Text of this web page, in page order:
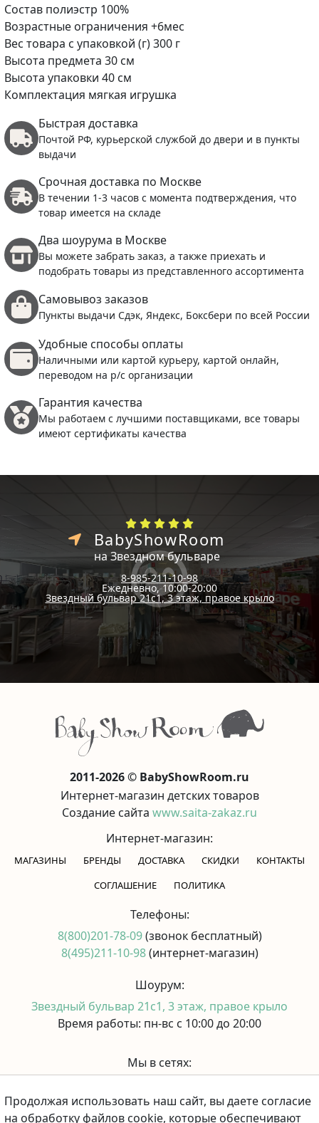
Состав полиэстр 100%
Возрастные ограничения +6мес
Вес товара с упаковкой (г) 300 г
Высота предмета 30 см
Высота упаковки 40 см
Комплектация мягкая игрушка
Быстрая доставка
Почтой РФ, курьерской службой до двери и в пункты
выдачи
Срочная доставка по Москве
В течении 1-3 часов с момента подтверждения, что
товар имеется на складе
Два шоурума в Москве
Вы можете забрать заказ, а также приехать и
подобрать товары из представленного ассортимента
Самовывоз заказов
Пункты выдачи Сдэк, Яндекс, Боксбери по всей России
Удобные способы оплаты
Наличными или картой курьеру, картой онлайн,
переводом на р/с организации
Гарантия качества
Мы работаем с лучшими поставщиками, все товары
имеют сертификаты качества
BabyShowRoom
на Звездном бульваре
8-985-211-10-98
Ежедневно, 10:00-20:00
Звездный бульвар 21с1, 3 этаж, правое крыло
2011-2026 © BabyShowRoom.ru
Интернет-магазин детских товаров
Создание сайта www.saita-zakaz.ru
Интернет-магазин:
МАГАЗИНЫ БРЕНДЫ ДОСТАВКА СКИДКИ
КОНТАКТЫ
CОГЛАШЕНИЕ
ПОЛИТИКА
Телефоны:
8(800)201-78-09(звонок бесплатный)
8(495)211-10-98(интернет-магазин)
Шоурум:
Звездный бульвар 21с1, 3 этаж, правое крыло
Время работы: пн-вс с 10:00 до 20:00
Мы в сетях:
Принимаем к оплате:
Продолжая использовать наш сайт, вы даете согласие
на обработку файлов cookie, которые обеспечивают